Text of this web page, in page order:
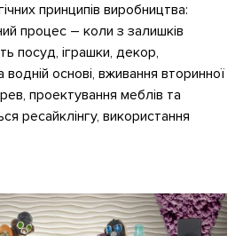
принципів виробництва:
процес – коли з залишків
посуд, іграшки, декор,
основі, вживання вторинної
проектування меблів та
ресайклінгу, використання